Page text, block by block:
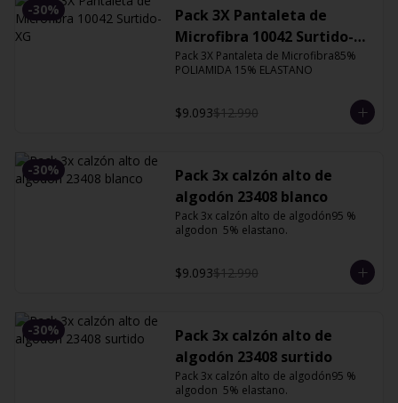
-30%
Pack 3X Pantaleta de
Microfibra 10042 Surtido-
XG
Pack 3X Pantaleta de Microfibra85%
POLIAMIDA 15% ELASTANO
$9.093$12.990
-30%
Pack 3x calzón alto de
algodón 23408 blanco
Pack 3x calzón alto de algodón95 %
algodon  5% elastano.
$9.093$12.990
-30%
Pack 3x calzón alto de
algodón 23408 surtido
Pack 3x calzón alto de algodón95 %
algodon  5% elastano.